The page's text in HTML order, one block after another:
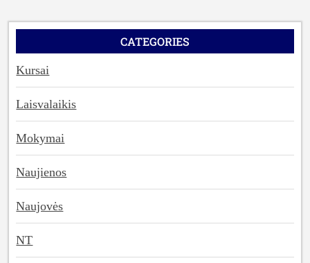
CATEGORIES
Kursai
Laisvalaikis
Mokymai
Naujienos
Naujovės
NT